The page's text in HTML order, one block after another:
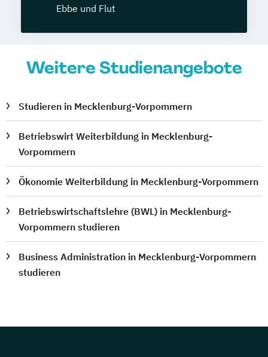
Ebbe und Flut
Weitere Studienangebote
Studieren in Mecklenburg-Vorpommern
Betriebswirt Weiterbildung in Mecklenburg-
Vorpommern
Ökonomie Weiterbildung in Mecklenburg-Vorpommern
Betriebswirtschaftslehre (BWL) in Mecklenburg-
Vorpommern studieren
Business Administration in Mecklenburg-Vorpommern
studieren